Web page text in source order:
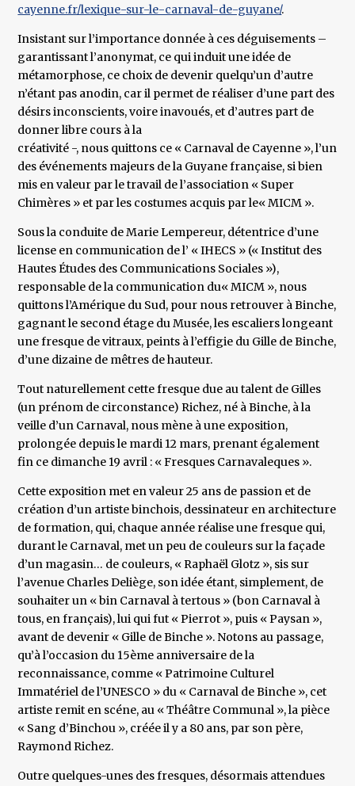
cayenne.fr/lexique-sur-le-carnaval-de-guyane/.
Insistant sur l’importance donnée à ces déguisements –
garantissant l’anonymat, ce qui induit une idée de
métamorphose, ce choix de devenir quelqu’un d’autre
n’étant pas anodin, car il permet de réaliser d’une part des
désirs inconscients, voire inavoués, et d’autres part de
donner libre cours à la
créativité -, nous quittons ce « Carnaval de Cayenne », l’un
des événements majeurs de la Guyane française, si bien
mis en valeur par le travail de l’association « Super
Chimères » et par les costumes acquis par le« MICM ».
Sous la conduite de Marie Lempereur, détentrice d’une
license en communication de l’ « IHECS » (« Institut des
Hautes Études des Communications Sociales »),
responsable de la communication du« MICM », nous
quittons l’Amérique du Sud, pour nous retrouver à Binche,
gagnant le second étage du Musée, les escaliers longeant
une fresque de vitraux, peints à l’effigie du Gille de Binche,
d’une dizaine de mêtres de hauteur.
Tout naturellement cette fresque due au talent de Gilles
(un prénom de circonstance) Richez, né à Binche, à la
veille d’un Carnaval, nous mène à une exposition,
prolongée depuis le mardi 12 mars, prenant également
fin ce dimanche 19 avril : « Fresques Carnavaleques ».
Cette exposition met en valeur 25 ans de passion et de
création d’un artiste binchois, dessinateur en architecture
de formation, qui, chaque année réalise une fresque qui,
durant le Carnaval, met un peu de couleurs sur la façade
d’un magasin… de couleurs, « Raphaël Glotz », sis sur
l’avenue Charles Deliège, son idée étant, simplement, de
souhaiter un « bin Carnaval à tertous » (bon Carnaval à
tous, en français), lui qui fut « Pierrot », puis « Paysan »,
avant de devenir « Gille de Binche ». Notons au passage,
qu’à l’occasion du 15ème anniversaire de la
reconnaissance, comme « Patrimoine Culturel
Immatériel de l’UNESCO » du « Carnaval de Binche », cet
artiste remit en scéne, au « Théâtre Communal », la pièce
« Sang d’Binchou », créée il y a 80 ans, par son père,
Raymond Richez.
Outre quelques-unes des fresques, désormais attendues